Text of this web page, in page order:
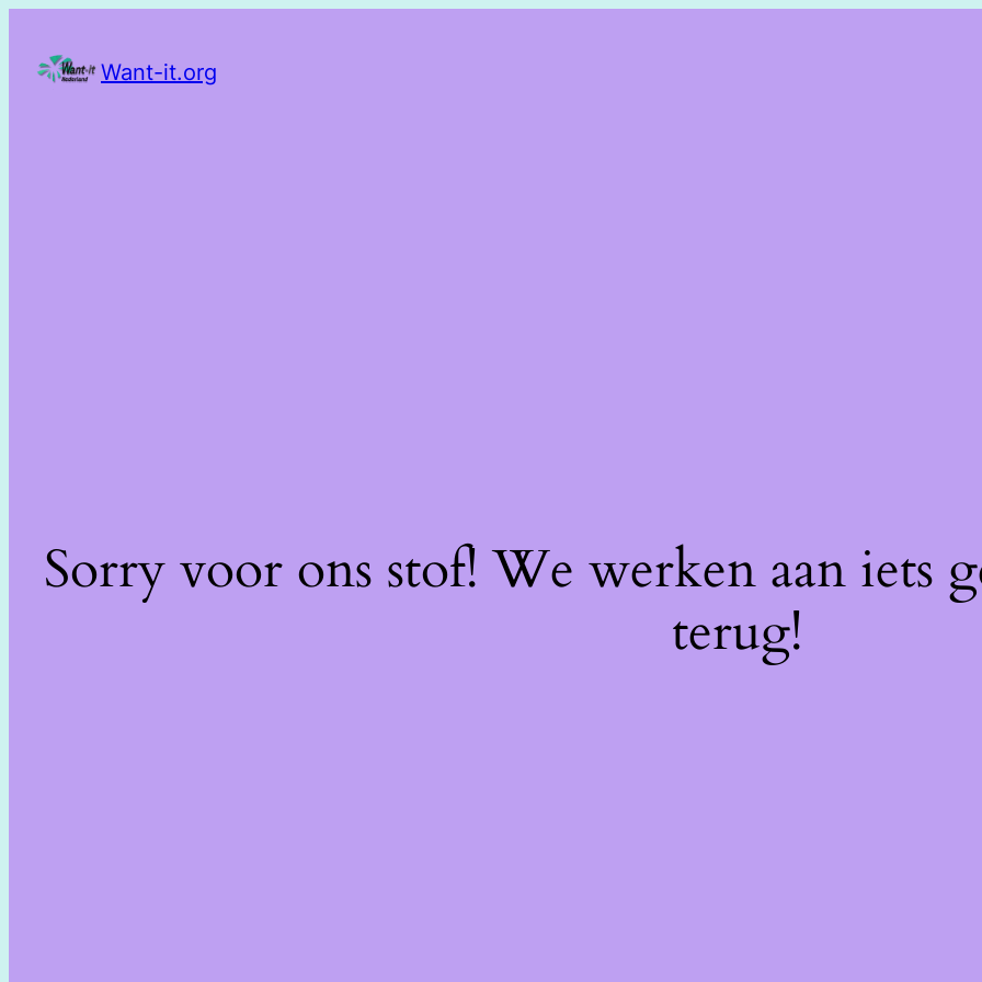
Want-it.org
Sorry voor ons stof! We werken aan iets
terug!